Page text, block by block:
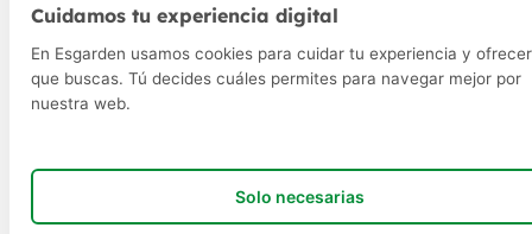
Cuidamos tu experiencia digital
En Esgarden usamos cookies para cuidar tu experiencia y
que buscas. Tú decides cuáles permites para navegar mejor por
nuestra web.
Solo necesarias